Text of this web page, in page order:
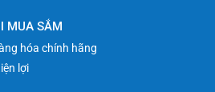
MUA SẮM
hóa chính hãng
lợi